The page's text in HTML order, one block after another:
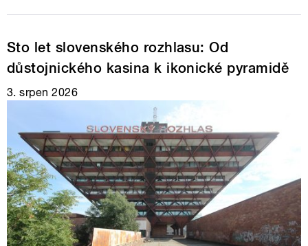
Sto let slovenského rozhlasu: Od
důstojnického kasina k ikonické pyramidě
3. srpen 2026